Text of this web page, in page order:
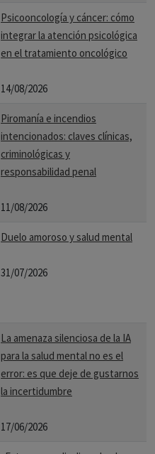
Psicooncología y cáncer: cómo
integrar la atención psicológica
en el tratamiento oncológico
14/08/2026
Piromanía e incendios
intencionados: claves clínicas,
criminológicas y
responsabilidad penal
11/08/2026
Duelo amoroso y salud mental
31/07/2026
La amenaza silenciosa de la IA
para la salud mental no es el
error: es que deje de gustarnos
la incertidumbre
17/06/2026